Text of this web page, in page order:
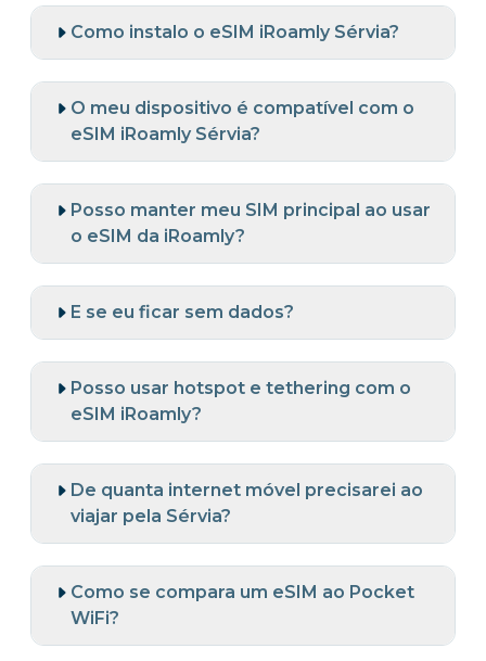
Como instalo o eSIM iRoamly Sérvia?
O meu dispositivo é compatível com o
eSIM iRoamly Sérvia?
Posso manter meu SIM principal ao usar
o eSIM da iRoamly?
E se eu ficar sem dados?
Posso usar hotspot e tethering com o
eSIM iRoamly?
De quanta internet móvel precisarei ao
viajar pela Sérvia?
Como se compara um eSIM ao Pocket
WiFi?